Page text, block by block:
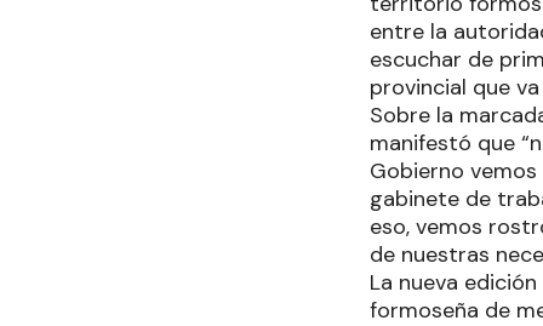
entre la
escuchar de
provincial que
Sobre la
manifestó que
Gobierno
gabinete de
eso, vemos
de nuestras
La nueva
formoseña de